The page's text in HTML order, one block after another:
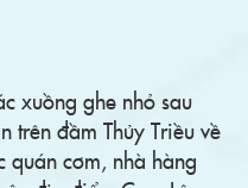
xuồng ghe nhỏ sau
trên đầm Thủy Triều về
quán cơm, nhà hàng